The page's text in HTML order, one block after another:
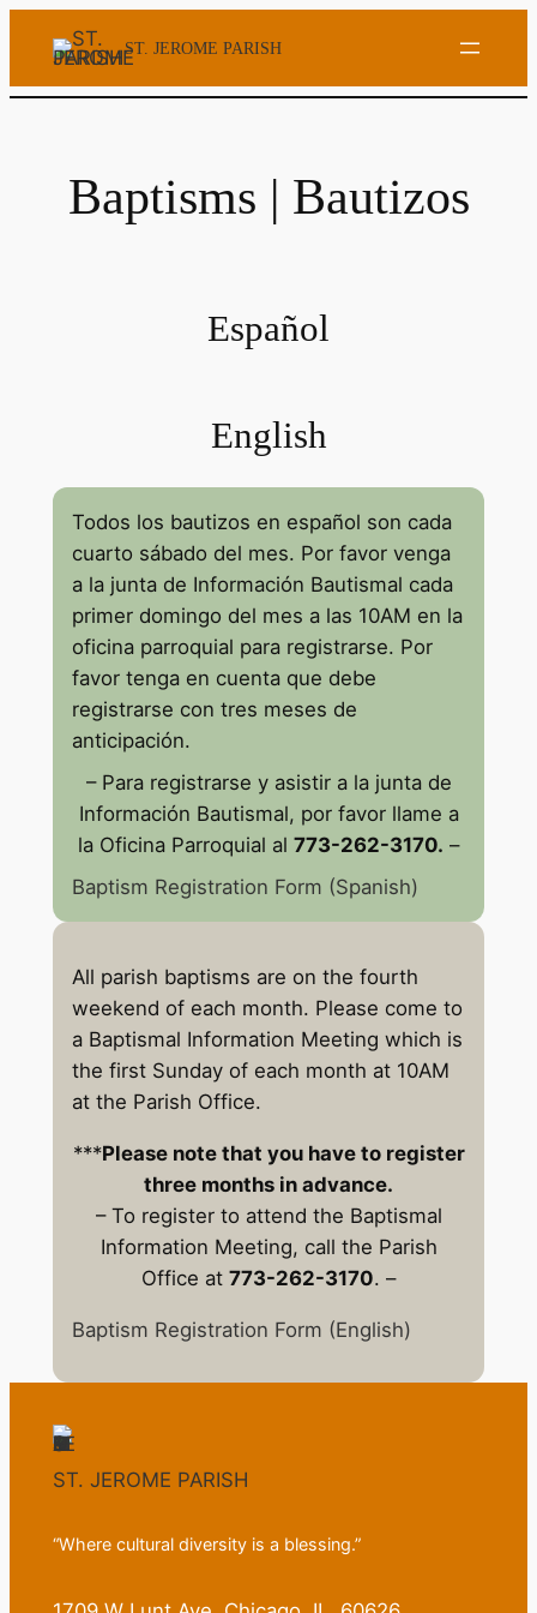
ST. JEROME PARISH
Baptisms | Bautizos
Español
English
Todos los bautizos en español son cada
cuarto sábado del mes. Por favor venga
a la junta de Información Bautismal cada
primer domingo del mes a las 10AM en la
oficina parroquial para registrarse. Por
favor tenga en cuenta que debe
registrarse con tres meses de
anticipación.
– Para registrarse y asistir a la junta de
Información Bautismal, por favor llame a
la Oficina Parroquial al 773-262-3170. –
Baptism Registration Form (Spanish)
All parish baptisms are on the fourth
weekend of each month. Please come to
a Baptismal Information Meeting which is
the first Sunday of each month at 10AM
at the Parish Office.
***Please note that you have to register
three months in advance.
– To register to attend the Baptismal
Information Meeting, call the Parish
Office at 773-262-3170. –
Baptism Registration Form (English)
ST. JEROME PARISH
“Where cultural diversity is a blessing.”